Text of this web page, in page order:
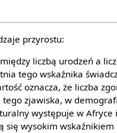
przyrostu:
liczbą urodzeń a
tego wskaźnika
oznacza, że liczba
tego zjawiska, w
występuje w
się wysokim